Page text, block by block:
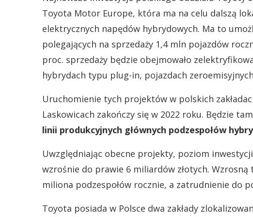
Toyota Motor Europe, która ma na celu dalszą
elektrycznych napędów hybrydowych. Ma to
polegających na sprzedaży 1,4 mln pojazdów
proc. sprzedaży będzie obejmowało
hybrydach typu plug-in, pojazdach
Uruchomienie tych projektów w polskich
Laskowicach zakończy się w 2022 roku. Będzie
linii produkcyjnych głównych podzespołów
Uwzględniając obecne projekty, poziom
wzrośnie do prawie 6 miliardów złotych.
miliona podzespołów rocznie, a zatrudnienie do
Toyota posiada w Polsce dwa zakłady